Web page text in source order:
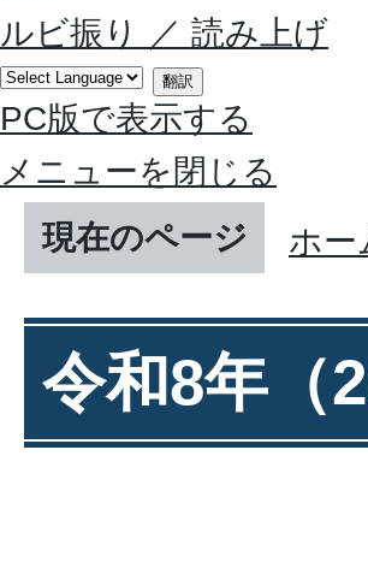
ルビ振り
／ 読み上げ
翻訳
PC版で表示する
メニューを閉じる
現在のページ
ホー
令和8年（